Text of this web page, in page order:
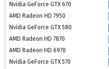
Nvidia GeForce GTX 670
AMD Radeon HD 7950
Nvidia GeForce GTX 580
AMD Radeon HD 7870
AMD Radeon HD 6970
Nvidia GeForce GTX 570